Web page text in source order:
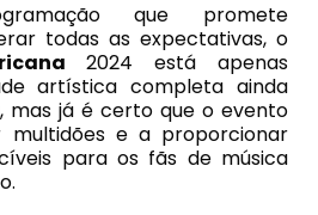
que promete
todas as expectativas, o
2024 está apenas
artística completa ainda
mas já é certo que o evento
e a proporcionar
para os fãs de música